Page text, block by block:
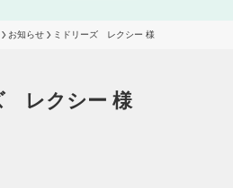
お知らせ ミドリーズ　レクシー 様
レクシー 様